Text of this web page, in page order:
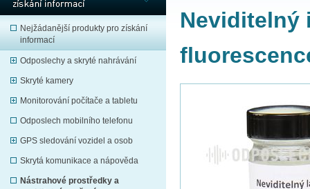
Nejžádanější produkty pro získání
informací
Odposlechy a skryté nahrávání
Skryté kamery
Monitorování počítače a tabletu
Odposlech mobilního telefonu
GPS sledování vozidel a osob
Skrytá komunikace a nápověda
Nástrahové prostředky a
Neviditelný